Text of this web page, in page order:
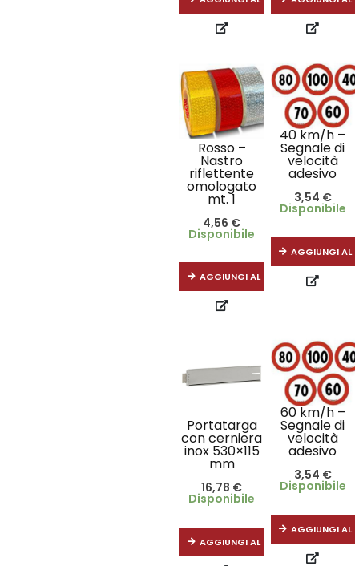
Rosso –
Nastro
riflettente
omologato
mt. 1
4,56 €
Disponibile
AGGIUNGI AL CARRELLO
40 km/h –
Segnale di
velocità
adesivo
3,54 €
Disponibile
AGGIUNGI AL
Portatarga
con cerniera
inox 530×115
mm
16,78 €
Disponibile
AGGIUNGI AL CARRELLO
60 km/h –
Segnale di
velocità
adesivo
3,54 €
Disponibile
AGGIUNGI AL